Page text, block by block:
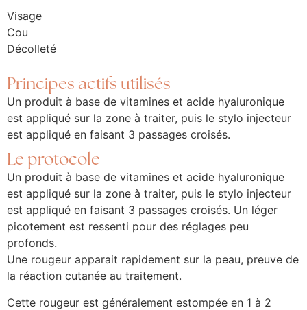
Visage
Cou
Décolleté
Principes actifs utilisés
Un produit à base de vitamines et acide hyaluronique
est appliqué sur la zone à traiter, puis le stylo injecteur
est appliqué en faisant 3 passages croisés.
Le protocole
Un produit à base de vitamines et acide hyaluronique
est appliqué sur la zone à traiter, puis le stylo injecteur
est appliqué en faisant 3 passages croisés. Un léger
picotement est ressenti pour des réglages peu
profonds.
Une rougeur apparait rapidement sur la peau, preuve de
la réaction cutanée au traitement.
Cette rougeur est généralement estompée en 1 à 2